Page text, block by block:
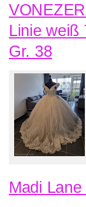
Linie weiß
Gr. 38
Madi